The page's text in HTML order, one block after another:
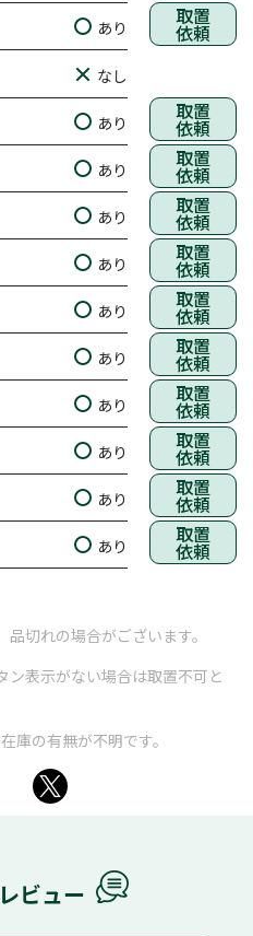
あり 取置
依頼
なし
あり 取置
依頼
あり 取置
依頼
あり 取置
依頼
あり 取置
依頼
あり 取置
依頼
あり 取置
依頼
あり 取置
依頼
あり 取置
依頼
あり 取置
依頼
あり 取置
依頼
切れの場合がございます。
表示がない場合は取置不可と
庫の有無が不明です。
ビュー